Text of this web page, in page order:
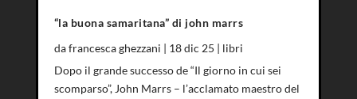
“la buona samaritana” di john marrs
dafrancesca ghezzani | 18 dic 25 | libri
Dopo il grande successo de “Il giorno in cui sei
scomparso”, John Marrs – l’acclamato maestro del